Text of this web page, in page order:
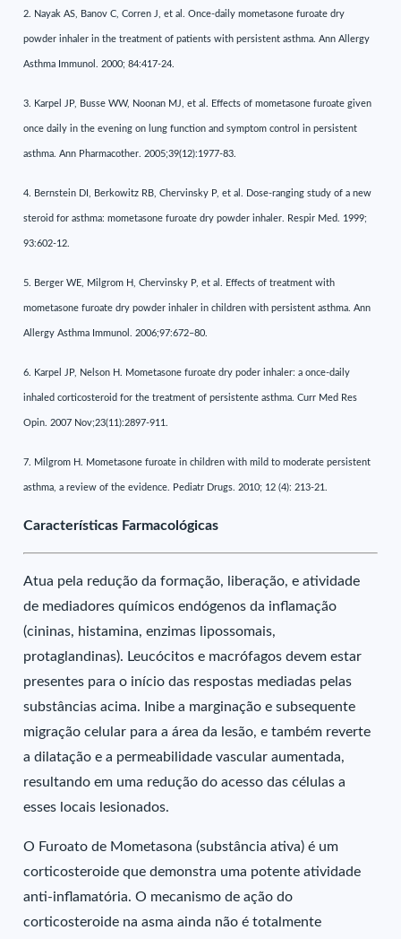
2. Nayak AS, Banov C, Corren J, et al. Once-daily mometasone furoate dry
powder inhaler in the treatment of patients with persistent asthma. Ann Allergy
Asthma Immunol. 2000; 84:417-24.
3. Karpel JP, Busse WW, Noonan MJ, et al. Effects of mometasone furoate given
once daily in the evening on lung function and symptom control in persistent
asthma. Ann Pharmacother. 2005;39(12):1977-83.
4. Bernstein DI, Berkowitz RB, Chervinsky P, et al. Dose-ranging study of a new
steroid for asthma: mometasone furoate dry powder inhaler. Respir Med. 1999;
93:602-12.
5. Berger WE, Milgrom H, Chervinsky P, et al. Effects of treatment with
mometasone furoate dry powder inhaler in children with persistent asthma. Ann
Allergy Asthma Immunol. 2006;97:672–80.
6. Karpel JP, Nelson H. Mometasone furoate dry poder inhaler: a once-daily
inhaled corticosteroid for the treatment of persistente asthma. Curr Med Res
Opin. 2007 Nov;23(11):2897-911.
7. Milgrom H. Mometasone furoate in children with mild to moderate persistent
asthma, a review of the evidence. Pediatr Drugs. 2010; 12 (4): 213-21.
Características Farmacológicas
Atua pela redução da formação, liberação, e atividade
de mediadores químicos endógenos da inflamação
(cininas, histamina, enzimas lipossomais,
protaglandinas). Leucócitos e macrófagos devem estar
presentes para o início das respostas mediadas pelas
substâncias acima. Inibe a marginação e subsequente
migração celular para a área da lesão, e também reverte
a dilatação e a permeabilidade vascular aumentada,
resultando em uma redução do acesso das células a
esses locais lesionados.
O Furoato de Mometasona (substância ativa) é um
corticosteroide que demonstra uma potente atividade
anti-inflamatória. O mecanismo de ação do
corticosteroide na asma ainda não é totalmente